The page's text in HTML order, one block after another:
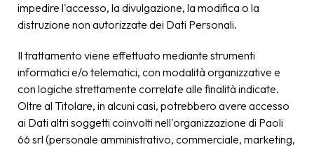
impedire l'accesso, la divulgazione, la modifica o la
distruzione non autorizzate dei Dati Personali.
Il trattamento viene effettuato mediante strumenti
informatici e/o telematici, con modalità organizzative e
con logiche strettamente correlate alle finalità indicate.
Oltre al Titolare, in alcuni casi, potrebbero avere accesso
ai Dati altri soggetti coinvolti nell'organizzazione di Paoli
66 srl (personale amministrativo, commerciale, marketing,